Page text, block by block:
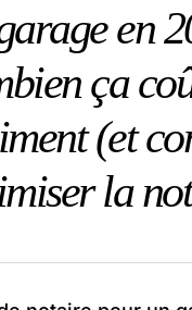
en
ça
(et
la